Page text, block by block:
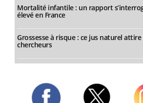
Mortalité infantile : un rapport
élevé en France
Grossesse à risque : ce jus naturel
chercheurs